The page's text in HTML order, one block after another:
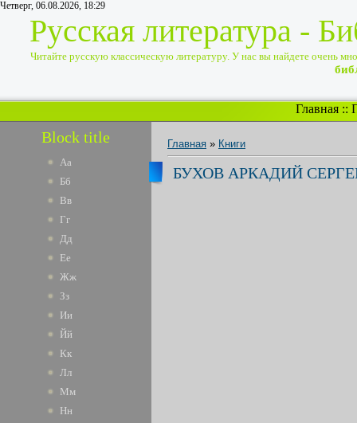
Четверг, 06.08.2026, 18:29
Русская литература -
Читайте русскую классическую литературу. У нас вы найдете очень
Главная ::
Block title
Аа
Бб
Вв
Гг
Дд
Ее
Жж
Зз
Ии
Йй
Кк
Лл
Мм
Нн
Главная » Книги
БУХОВ АРКАДИЙ